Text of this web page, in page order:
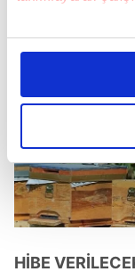
Bu çerezlere izin
daha iyi reklam
amacımızın size
olduğunu ve
elimizden gelen
reklamların
kalemimiz
Her halükârda,
takdirde,
HİBE